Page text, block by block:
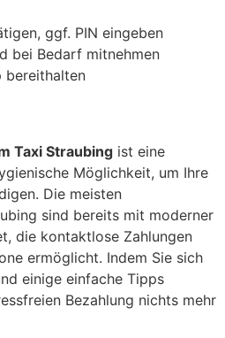
ggf. PIN eingeben
bei Bedarf mitnehmen
bereithalten
Taxi Straubing ist eine
Möglichkeit, um Ihre
Die meisten
sind bereits mit moderner
die kontaktlose Zahlungen
ermöglicht. Indem Sie sich
einige einfache Tipps
Bezahlung nichts mehr